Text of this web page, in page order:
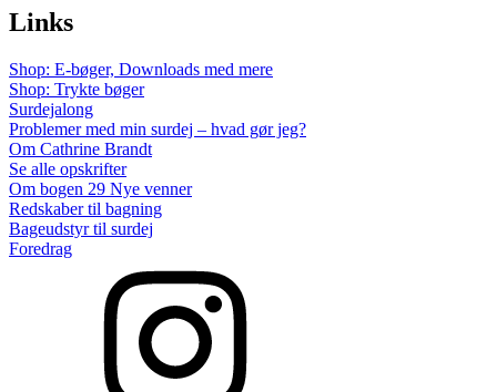
Links
Shop: E-bøger, Downloads med mere
Shop: Trykte bøger
Surdejalong
Problemer med min surdej – hvad gør jeg?
Om Cathrine Brandt
Se alle opskrifter
Om bogen 29 Nye venner
Redskaber til bagning
Bageudstyr til surdej
Foredrag